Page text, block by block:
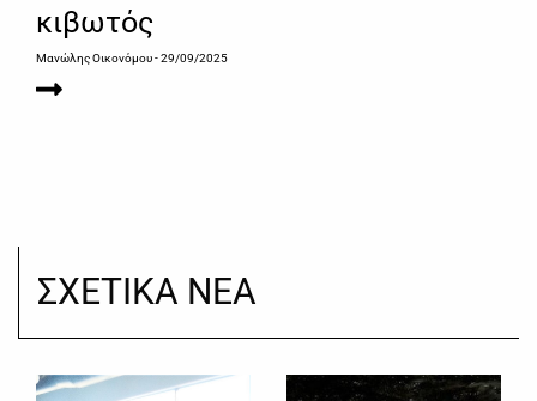
κιβωτός
Μανώλης Οικονόμου- 29/09/2025
ΣΧΕΤΙΚΑ ΝΕΑ